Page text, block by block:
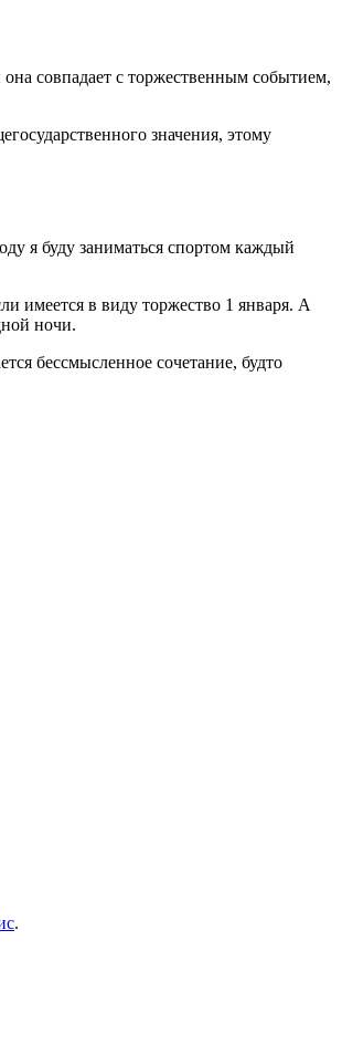
совпадает с торжественным событием,
значения, этому
я буду заниматься спортом каждый
имеется в виду торжество 1 января. А
ночи.
бессмысленное сочетание, будто
.